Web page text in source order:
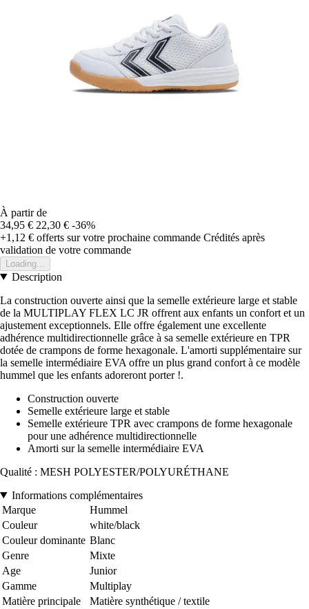
À partir de
34,95 € 22,30 € -36%
+1,12 € offerts sur votre prochaine commande Crédités après
validation de votre commande
Loading...
Description
La construction ouverte ainsi que la semelle extérieure large et stable
de la MULTIPLAY FLEX LC JR offrent aux enfants un confort et un
ajustement exceptionnels. Elle offre également une excellente
adhérence multidirectionnelle grâce à sa semelle extérieure en TPR
dotée de crampons de forme hexagonale. L'amorti supplémentaire sur
la semelle intermédiaire EVA offre un plus grand confort à ce modèle
hummel que les enfants adoreront porter !.
Construction ouverte
Semelle extérieure large et stable
Semelle extérieure TPR avec crampons de forme hexagonale
pour une adhérence multidirectionnelle
Amorti sur la semelle intermédiaire EVA
Qualité : MESH POLYESTER/POLYURÉTHANE
Informations complémentaires
Marque
Hummel
Couleur
white/black
Couleur dominante Blanc
Genre
Mixte
Age
Junior
Gamme
Multiplay
Matière principale
Matière synthétique / textile